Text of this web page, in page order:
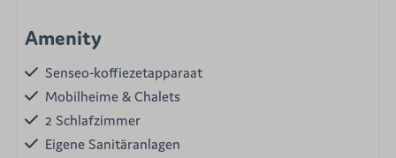
Amenity
Senseo-koffiezetapparaat
Mobilheime & Chalets
2 Schlafzimmer
Eigene Sanitäranlagen